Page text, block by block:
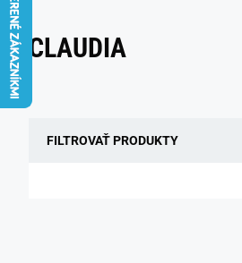
CLAUDIA
FILTROVAŤ PRODUKTY